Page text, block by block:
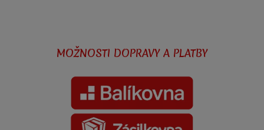
MOŽNOSTI DOPRAVY A PLATBY